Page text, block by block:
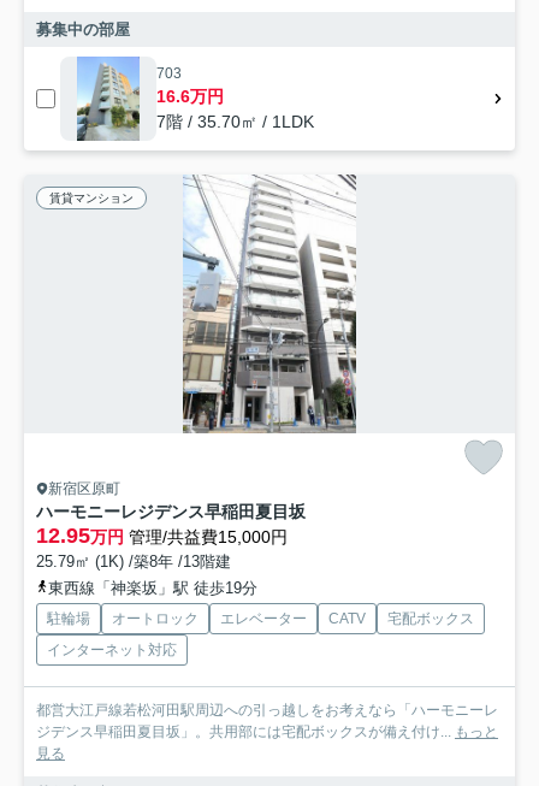
募集中の部屋
703
16.6万円
7階 / 35.70㎡ / 1LDK
賃貸マンション
新宿区原町
ハーモニーレジデンス早稲田夏目坂
12.95万円 管理/共益費15,000円
25.79㎡ (1K) /築8年 /13階建
東西線「神楽坂」駅 徒歩19分
駐輪場 オートロック エレベーター CATV
宅配ボックス
インターネット対応
都営大江戸線若松河田駅周辺への引っ越しをお考えなら「ハーモニーレ
ジデンス早稲田夏目坂」。共用部には宅配ボックスが備え付け... もっと
見る